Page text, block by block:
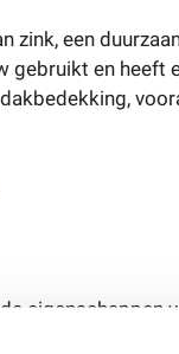
zink, een
gebruikt en heeft
eigenschappen
te